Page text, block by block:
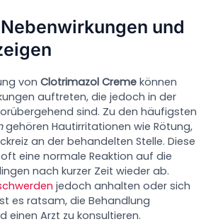
und
vonClotrimazol Creme können
auftreten, die jedoch in der
sind. Zu den häufigsten
gehören Hautirritationen wie Rötung,
an der behandelten Stelle. Diese
eine normale Reaktion auf die
nach kurzer Zeit wieder ab.
jedoch anhalten oder sich
es ratsam, die Behandlung
einen Arzt zu konsultieren.